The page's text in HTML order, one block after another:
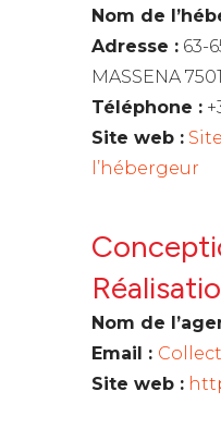
Nom de
Adresse : 63-
MASSENA
Téléphone :
Site web :
l’hébergeur
Nom de
Email :
Site web :